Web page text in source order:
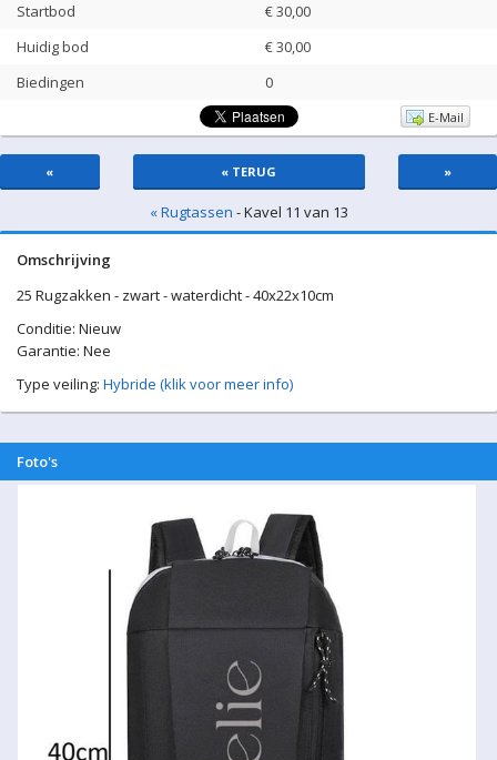
Startbod
€ 30,00
Huidig bod
€30,00
Biedingen
0
E-Mail
« « TERUG »
« Rugtassen - Kavel 11 van 13
Omschrijving
25 Rugzakken - zwart - waterdicht - 40x22x10cm
Conditie: Nieuw
Garantie: Nee
Type veiling: Hybride (klik voor meer info)
Foto's